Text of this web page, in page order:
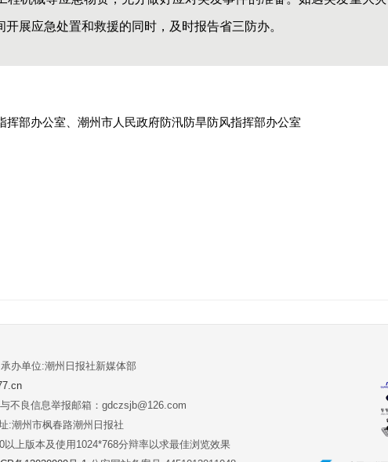
展应急处置和救援的同时，及时报告省三防办。
挥部办公室 、潮州市人民政府防汛防旱防风指挥部办公室
办单位:潮州日报社新媒体部
不良信息举报邮箱：gdczsjb@126.com
:潮州市枫春路潮州日报社
上版本及使用1024*768分辩率以求最佳浏览效果